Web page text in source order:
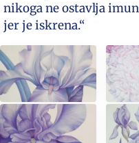
nikoga ne ostavlja
jer je iskrena.“